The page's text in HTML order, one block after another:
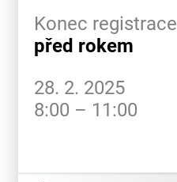
Konec registrace
před rokem
28. 2. 2025
8:00 – 11:00